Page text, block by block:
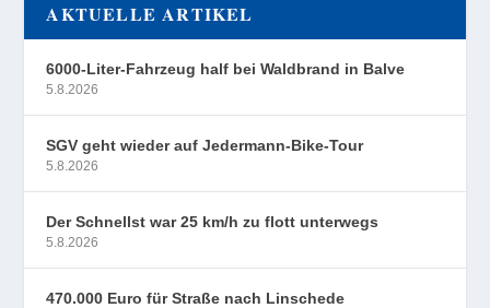
AKTUELLE ARTIKEL
6000-Liter-Fahrzeug half bei Waldbrand in Balve
5.8.2026
SGV geht wieder auf Jedermann-Bike-Tour
5.8.2026
Der Schnellst war 25 km/h zu flott unterwegs
5.8.2026
470.000 Euro für Straße nach Linschede